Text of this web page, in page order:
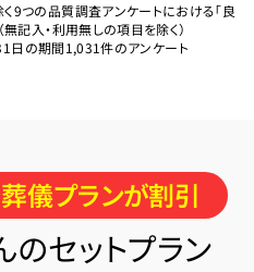
9つの品質調査アンケートにおける「良
無記入・利用無しの項目を除く）
の期間1,031件のアンケート
儀プランが割引
セットプラン